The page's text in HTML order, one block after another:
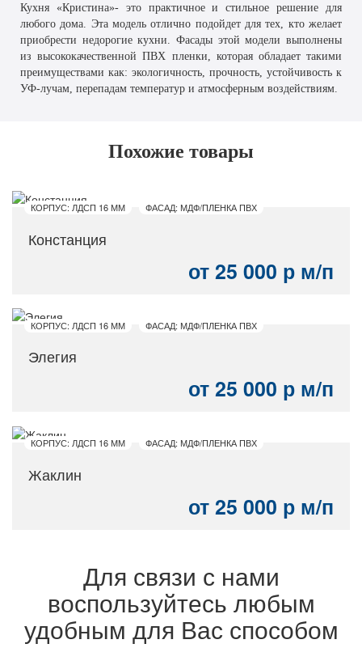
Кухня «Кристина»- это практичное и стильное решение для
любого дома. Эта модель отлично подойдет для тех, кто желает
приобрести недорогие кухни. Фасады этой модели выполнены
из высококачественной ПВХ пленки, которая обладает такими
преимуществами как: экологичность, прочность, устойчивость к
УФ-лучам, перепадам температур и атмосферным воздействиям.
Похожие товары
КОРПУС: ЛДСП 16 ММ ФАСАД: МДФ/ПЛЕНКА ПВХ
Констанция
от 25 000 р м/п
КОРПУС: ЛДСП 16 ММ ФАСАД: МДФ/ПЛЕНКА ПВХ
Элегия
от 25 000 р м/п
КОРПУС: ЛДСП 16 ММ ФАСАД: МДФ/ПЛЕНКА ПВХ
Жаклин
от 25 000 р м/п
Для связи с нами
воспользуйтесь любым
удобным для Вас способом